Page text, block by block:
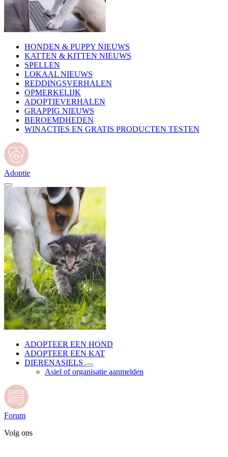
HONDEN & PUPPY NIEUWS
KATTEN & KITTEN NIEUWS
SPELLEN
LOKAAL NIEUWS
REDDINGSVERHALEN
OPMERKELIJK
ADOPTIEVERHALEN
GRAPPIG NIEUWS
BEROEMDHEDEN
WINACTIES EN GRATIS PRODUCTEN TESTEN
Adoptie
ADOPTEER EEN HOND
ADOPTEER EEN KAT
DIERENASIELS
Asiel of organisatie aanmelden
Forum
Volg ons